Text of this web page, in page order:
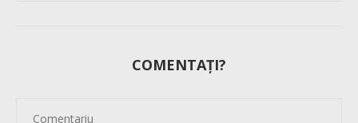
COMENTAȚI?